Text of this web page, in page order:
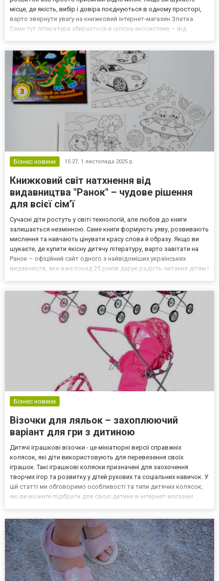
місце, де якість, вибір і довіра поєднуються в одному просторі,
варто звернути увагу на книжковий інтернет-магазин Златка.
Саме тут література збирається в цілісну екосистему – від
Бізнес новини 15:27, 1 листопада 2025 р.
Книжковий світ натхнення від
видавництва "Ранок" – чудове рішення
для всієї сім’ї
Сучасні діти ростуть у світі технологій, але любов до книги
залишається незмінною. Саме книги формують уяву, розвивають
мислення та навчають цінувати красу слова й образу. Якщо ви
шукаєте, де купити якісну дитячу літературу, варто завітати на
Ранок – офіційний сайт одного з найвідоміших українських
видавництв, яке вже понад 25 років дарує радість читання дітям і
Бізнес новини
Візочки для ляльок – захоплюючий
варіант для гри з дитиною
Дитячі іграшкові візочки - це мініатюрні версії справжніх
колясок, які діти використовують для перевезення своїх
іграшок. Такі іграшкові коляски призначені для заохочення
творчих ігор та розвитку у дітей рухових та соціальних навичок. У
цій статті ми обговоримо особливості та типи дитячих колясок,
які ви можете підібрати для своєї дитини в інтернет-магазині